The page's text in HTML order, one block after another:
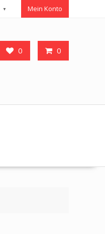
▼ Mein Konto
0 0